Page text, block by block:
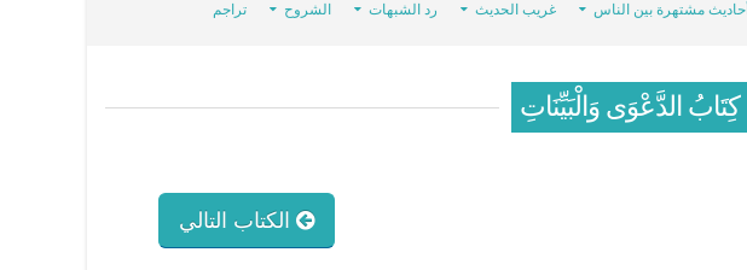
أحاديث مشتهرة بين الناس غريب الحديث رد الشبهات الشروح تراجم
كِتَابُ الدَّعْوَى وَالْبَيِّنَاتِ
الكتاب التالي